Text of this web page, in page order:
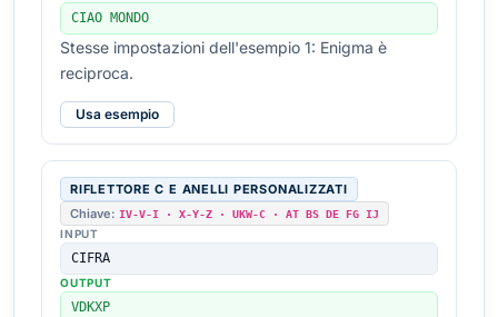
CIAO MONDO
Stesse impostazioni dell'esempio 1: Enigma è
reciproca.
Usa esempio
RIFLETTORE C E ANELLI PERSONALIZZATI
Chiave: IV-V-I · X-Y-Z · UKW-C · AT BS DE FG IJ
INPUT
CIFRA
OUTPUT
VDKXP